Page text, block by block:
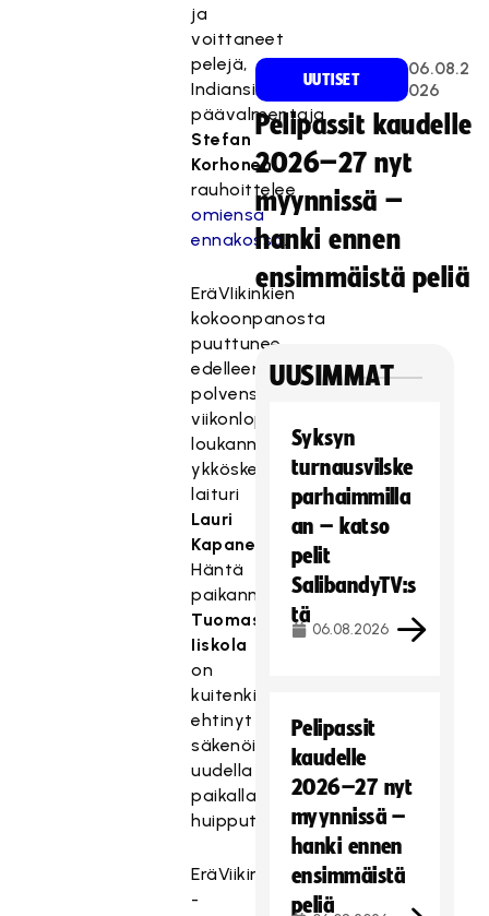
ja
voittaneet
pelejä,
Indiansin
päävalmentaja
Stefan
Korhonen
rauhoittelee
omiensa
ennakossa.
EräVIikinkien
kokoonpanosta
puuttunee
edelleen
polvensa
viikonloppuna
loukannut
ykkösketjun
laituri
Lauri
Kapanen
Häntä
paikannut
Tuomas
Iiskola
on
kuitenkin
ehtinyt
säkenöidä
uudella
paikallaan
huipputehoilla.
EräViikingit
-
UUTISET
06.08.2
026
Pelipassit kaudelle
2026–27 nyt
myynnissä –
hanki ennen
ensimmäistä peliä
UUSIMMAT
Syksyn
turnausvilske
parhaimmilla
an – katso
pelit
SalibandyTV:s
tä
06.08.2026
Pelipassit
kaudelle
2026–27 nyt
myynnissä –
hanki ennen
ensimmäistä
peliä